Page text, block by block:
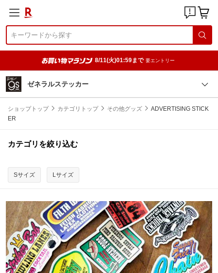
8/11(火)01:59まで 要エントリー
ゼネラルステッカー
ショップトップ カテゴリトップ その他グッズ
ADVERTISING STICK
ER
カテゴリを絞り込む
Sサイズ Lサイズ